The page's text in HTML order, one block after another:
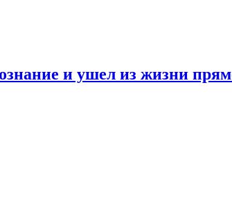
и ушел из жизни